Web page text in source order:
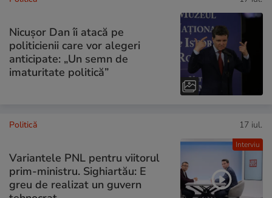
Nicușor Dan îi atacă pe
politicienii care vor alegeri
anticipate: „Un semn de
imaturitate politică”
Interviu
Politică 17 iul.
Variantele PNL pentru viitorul
prim-ministru. Sighiartău: E
greu de realizat un guvern